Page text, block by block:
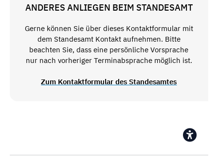
ANDERES ANLIEGEN BEIM STANDESAMT
Gerne können Sie über dieses Kontaktformular mit
dem Standesamt Kontakt aufnehmen. Bitte
beachten Sie, dass eine persönliche Vorsprache
nur nach vorheriger Terminabsprache möglich ist.
Zum Kontaktformular des Standesamtes